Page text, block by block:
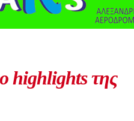
highlights της